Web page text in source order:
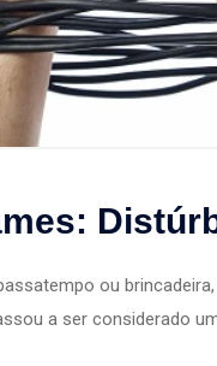
ou
a ser considerado